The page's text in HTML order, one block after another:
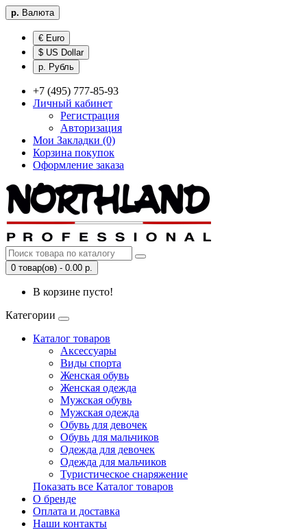
р. Валюта
€ Euro
$ US Dollar
р. Рубль
+7 (495) 777-85-93
Личный кабинет
Регистрация
Авторизация
Мои Закладки (0)
Корзина покупок
Оформление заказа
0 товар(ов) - 0.00 р.
В корзине пусто!
Категории
Каталог товаров
Аксессуары
Виды спорта
Женская обувь
Женская одежда
Мужская обувь
Мужская одежда
Обувь для девочек
Обувь для мальчиков
Одежда для девочек
Одежда для мальчиков
Туристическое снаряжение
Показать все Каталог товаров
О бренде
Оплата и доставка
Наши контакты